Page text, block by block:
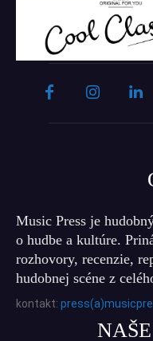
Music Press je
o hudbe a kultúre.
rozhovory, recenzie,
hudobnej scéne z
kontakt: